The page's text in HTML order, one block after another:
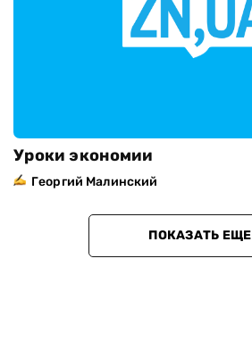
Уроки экономии
Георгий Малинский
ПОКАЗАТЬ ЕЩЕ